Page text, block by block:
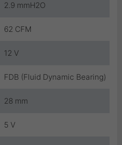
2.9 mmH2O
62 CFM
12 V
FDB (Fluid Dynamic Bearing)
28 mm
5 V